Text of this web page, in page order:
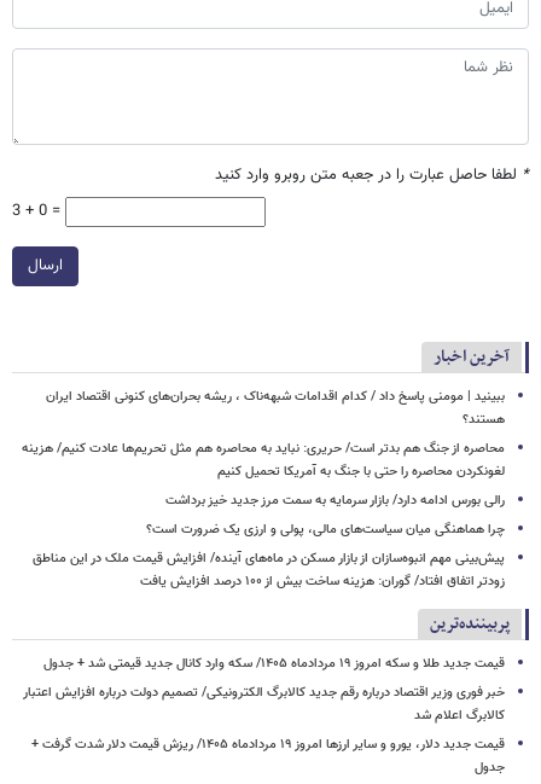
* لطفا حاصل عبارت را در جعبه متن روبرو وارد کنید
3 + 0 =
ارسال
آخرین اخبار
ببینید | مومنی پاسخ داد / کدام اقدامات شبهه‌ناک ، ریشه بحران‌های کنونی اقتصاد ایران
هستند؟
محاصره از جنگ هم بدتر است/ حریری: نباید به محاصره هم مثل تحریم‌ها عادت کنیم/ هزینه
لغونکردن محاصره را حتی با جنگ به آمریکا تحمیل کنیم
رالی بورس ادامه دارد/ بازار سرمایه به سمت مرز جدید خیز برداشت
چرا هماهنگی میان سیاست‌های مالی، پولی و ارزی یک ضرورت است؟
پیش‌بینی مهم انبوه‌سازان از بازار مسکن در ماه‌های آینده/ افزایش قیمت ملک در این مناطق
زودتر اتفاق افتاد/ گوران: هزینه ساخت بیش از ۱۰۰ درصد افزایش یافت
پربیننده‌ترین
قیمت جدید طلا و سکه امروز ۱۹ مردادماه ۱۴۰۵/ سکه وارد کانال جدید قیمتی شد + جدول
خبر فوری وزیر اقتصاد درباره رقم جدید کالابرگ الکترونیکی/ تصمیم دولت درباره افزایش اعتبار
کالابرگ اعلام شد
قیمت جدید دلار، یورو و سایر ارزها امروز ۱۹ مردادماه ۱۴۰۵/ ریزش قیمت دلار شدت گرفت +
جدول